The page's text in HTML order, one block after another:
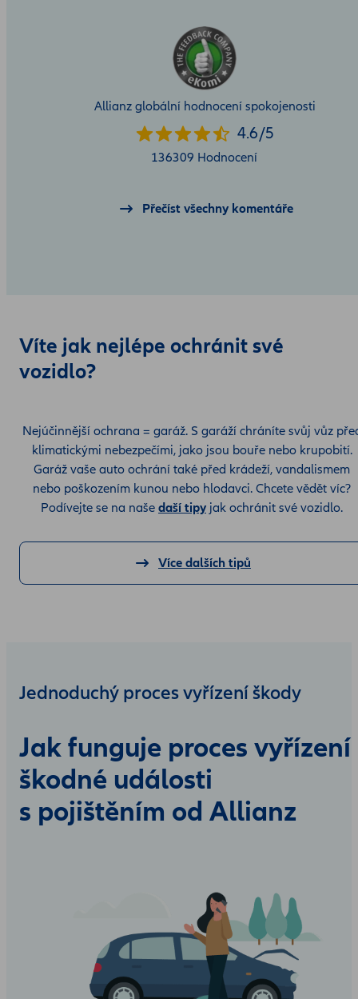
Allianz globální hodnocení spokojenosti
4.6
star
4.6/5
136309 Hodnocení
Přečíst všechny komentáře
Víte jak nejlépe ochránit své
vozidlo?
Nejúčinnější ochrana = garáž. S garáží chráníte svůj vůz
klimatickými nebezpečími, jako jsou bouře nebo krupobití.
Garáž vaše auto ochrání také před krádeží, vandalismem
nebo poškozením kunou nebo hlodavci. Chcete vědět víc?
Podívejte se na naše daší tipy jak ochránit své vozidlo.
Více dalších tipů
Jednoduchý proces vyřízení škody
Jak funguje proces vyřízení
škodné události
s pojištěním od Allianz